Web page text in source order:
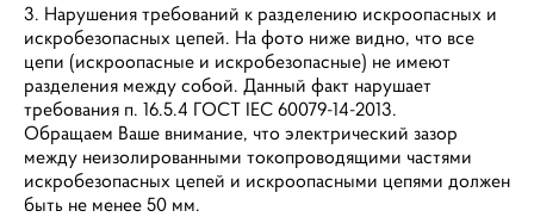
3. Нарушения требований к разделению искроопасных и
искробезопасных цепей. На фото ниже видно, что все
цепи (искроопасные и искробезопасные) не имеют
разделения между собой. Данный факт нарушает
требования п. 16.5.4 ГОСТ IEC 60079-14-2013.
Обращаем Ваше внимание, что электрический зазор
между неизолированными токопроводящими частями
искробезопасных цепей и искроопасными цепями должен
быть не менее 50 мм.